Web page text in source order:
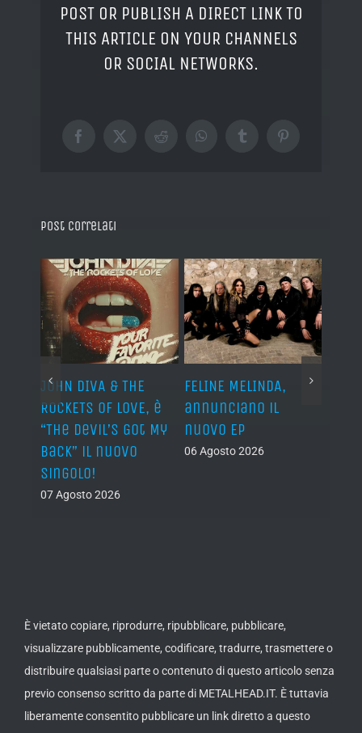
POST OR PUBLISH A DIRECT LINK TO
THIS ARTICLE ON YOUR CHANNELS
OR SOCIAL NETWORKS.
Facebook
X RedditWhatsAppTumblrPinterest
Post correlati
JOHN DIVA & THE
ROCKETS OF LOVE, è
“The Devil’s Got My
Back” il nuovo
singolo!
07 Agosto 2026
FELINE MELINDA,
annunciano il
nuovo EP
06 Agosto 2026
È vietato copiare, riprodurre, ripubblicare, pubblicare,
visualizzare pubblicamente, codificare, tradurre, trasmettere o
distribuire qualsiasi parte o contenuto di questo articolo senza
previo consenso scritto da parte di METALHEAD.IT. È tuttavia
liberamente consentito pubblicare un link diretto a questo